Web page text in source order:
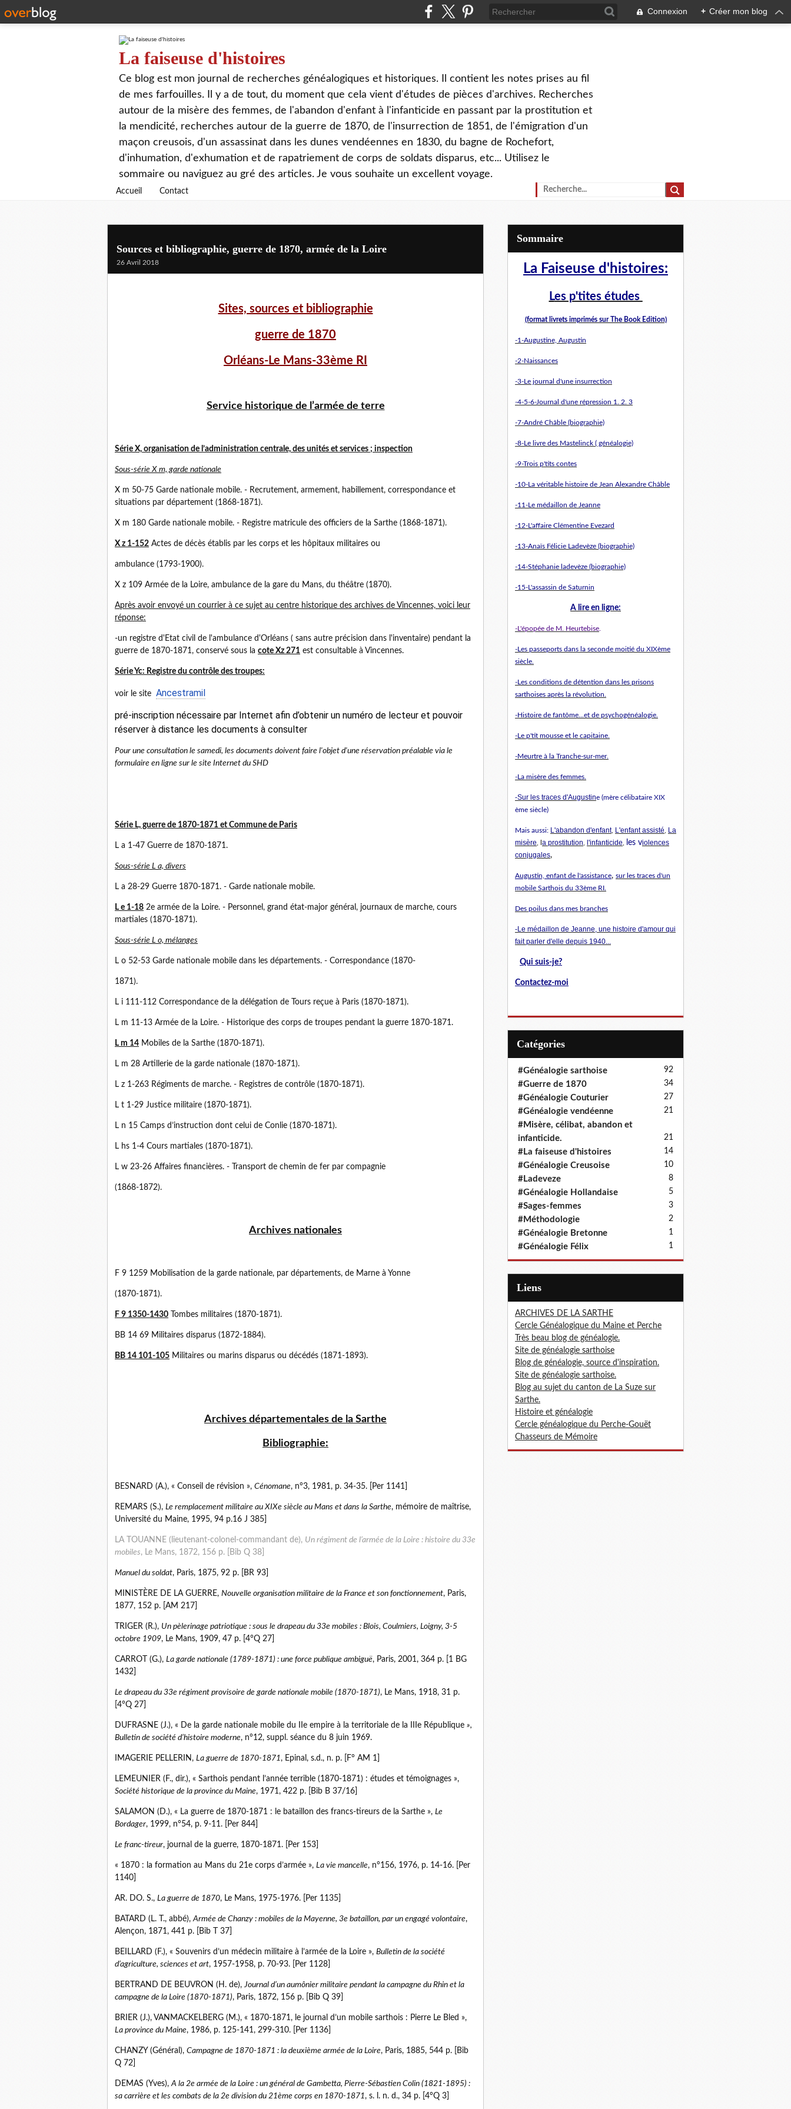
Connexion + Créer mon blog
La faiseuse d'histoires
Ce blog est mon journal de recherches généalogiques et historiques. Il contient les notes prises au fil
de mes farfouilles. Il y a de tout, du moment que cela vient d'études de pièces d'archives. Recherches
autour de la misère des femmes, de l'abandon d'enfant à l'infanticide en passant par la prostitution et
la mendicité, recherches autour de la guerre de 1870, de l'insurrection de 1851, de l'émigration d'un
maçon creusois, d'un assassinat dans les dunes vendéennes en 1830, du bagne de Rochefort,
d'inhumation, d'exhumation et de rapatriement de corps de soldats disparus, etc... Utilisez le
sommaire ou naviguez au gré des articles. Je vous souhaite un excellent voyage.
Accueil Contact
Sources et bibliographie, guerre de 1870, armée de la Loire
26 Avril 2018
Sites, sources et bibliographie
guerre de 1870
Orléans-Le Mans-33ème RI
Service historique de l’armée de terre
Série X, organisation de l’administration centrale, des unités et services ; inspection
Sous-série X m, garde nationale
X m 50-75 Garde nationale mobile. - Recrutement, armement, habillement, correspondance et
situations par département (1868-1871).
X m 180 Garde nationale mobile. - Registre matricule des officiers de la Sarthe (1868-1871).
X z 1-152 Actes de décès établis par les corps et les hôpitaux militaires ou
ambulance (1793-1900).
X z 109 Armée de la Loire, ambulance de la gare du Mans, du théâtre (1870).
Après avoir envoyé un courrier à ce sujet au centre historique des archives de Vincennes, voici leur
réponse:
-un registre d'Etat civil de l'ambulance d'Orléans ( sans autre précision dans l'inventaire) pendant la
guerre de 1870-1871, conservé sous la cote Xz 271 est consultable à Vincennes.
Série Yc: Registre du contrôle des troupes:
voir le site Ancestramil
pré-inscription nécessaire par Internet afin d’obtenir un numéro de lecteur et pouvoir
réserver à distance les documents à consulter
Pour une consultation le samedi, les documents doivent faire l'objet d'une réservation préalable via le
formulaire en ligne sur le site Internet du SHD
Série L, guerre de 1870-1871 et Commune de Paris
L a 1-47 Guerre de 1870-1871.
Sous-série L a, divers
L a 28-29 Guerre 1870-1871. - Garde nationale mobile.
L e 1-18 2e armée de la Loire. - Personnel, grand état-major général, journaux de marche, cours
martiales (1870-1871).
Sous-série L o, mélanges
L o 52-53 Garde nationale mobile dans les départements. - Correspondance (1870-
1871).
L i 111-112 Correspondance de la délégation de Tours reçue à Paris (1870-1871).
L m 11-13 Armée de la Loire. - Historique des corps de troupes pendant la guerre 1870-1871.
L m 14 Mobiles de la Sarthe (1870-1871).
L m 28 Artillerie de la garde nationale (1870-1871).
L z 1-263 Régiments de marche. - Registres de contrôle (1870-1871).
L t 1-29 Justice militaire (1870-1871).
L n 15 Camps d’instruction dont celui de Conlie (1870-1871).
L hs 1-4 Cours martiales (1870-1871).
L w 23-26 Affaires financières. - Transport de chemin de fer par compagnie
(1868-1872).
Archives nationales
F 9 1259 Mobilisation de la garde nationale, par départements, de Marne à Yonne
(1870-1871).
F 9 1350-1430 Tombes militaires (1870-1871).
BB 14 69 Militaires disparus (1872-1884).
BB 14 101-105 Militaires ou marins disparus ou décédés (1871-1893).
Archives départementales de la Sarthe
Bibliographie:
BESNARD (A.), « Conseil de révision », Cénomane, n°3, 1981, p. 34-35. [Per 1141]
REMARS (S.), Le remplacement militaire au XIXe siècle au Mans et dans la Sarthe, mémoire de maîtrise,
Université du Maine, 1995, 94 p.16 J 385]
LA TOUANNE (lieutenant-colonel-commandant de), Un régiment de l’armée de la Loire : histoire du 33e
mobiles, Le Mans, 1872, 156 p. [Bib Q 38]
Manuel du soldat, Paris, 1875, 92 p. [BR 93]
MINISTÈRE DE LA GUERRE, Nouvelle organisation militaire de la France et son fonctionnement, Paris,
1877, 152 p. [AM 217]
TRIGER (R.), Un pèlerinage patriotique : sous le drapeau du 33e mobiles : Blois, Coulmiers, Loigny, 3-5
octobre 1909, Le Mans, 1909, 47 p. [4°Q 27]
CARROT (G.), La garde nationale (1789-1871) : une force publique ambiguë, Paris, 2001, 364 p. [1 BG
1432]
Le drapeau du 33e régiment provisoire de garde nationale mobile (1870-1871), Le Mans, 1918, 31 p.
[4°Q 27]
DUFRASNE (J.), « De la garde nationale mobile du IIe empire à la territoriale de la IIIe République »,
Bulletin de société d’histoire moderne, n°12, suppl. séance du 8 juin 1969.
IMAGERIE PELLERIN, La guerre de 1870-1871, Epinal, s.d., n. p. [F° AM 1]
LEMEUNIER (F., dir.), « Sarthois pendant l’année terrible (1870-1871) : études et témoignages »,
Société historique de la province du Maine, 1971, 422 p. [Bib B 37/16]
SALAMON (D.), « La guerre de 1870-1871 : le bataillon des francs-tireurs de la Sarthe », Le
Bordager, 1999, n°54, p. 9-11. [Per 844]
Le franc-tireur, journal de la guerre, 1870-1871. [Per 153]
« 1870 : la formation au Mans du 21e corps d’armée », La vie mancelle, n°156, 1976, p. 14-16. [Per
1140]
AR. DO. S., La guerre de 1870, Le Mans, 1975-1976. [Per 1135]
BATARD (L. T., abbé),Armée de Chanzy : mobiles de la Mayenne, 3e bataillon, par un engagé volontaire,
Alençon, 1871, 441 p. [Bib T 37]
BEILLARD (F.), « Souvenirs d’un médecin militaire à l’armée de la Loire », Bulletin de la société
d’agriculture, sciences et art, 1957-1958, p. 70-93. [Per 1128]
BERTRAND DE BEUVRON (H. de),Journal d’un aumônier militaire pendant la campagne du Rhin et la
campagne de la Loire (1870-1871), Paris, 1872, 156 p. [Bib Q 39]
BRIER (J.), VANMACKELBERG (M.), « 1870-1871, le journal d’un mobile sarthois : Pierre Le Bled »,
La province du Maine, 1986, p. 125-141, 299-310. [Per 1136]
CHANZY (Général), Campagne de 1870-1871 : la deuxième armée de la Loire, Paris, 1885, 544 p. [Bib
Q 72]
DEMAS (Yves),A la 2e armée de la Loire : un général de Gambetta, Pierre-Sébastien Colin (1821-1895) :
sa carrière et les combats de la 2e division du 21ème corps en 1870-1871, s. l. n. d., 34 p. [4°Q 3]
Sommaire
La Faiseuse d'histoires:
Les p'tites études
(format livrets imprimés sur The Book Edition)
-1-Augustine, Augustin
-2-Naissances
-3-Le journal d'une insurrection
-4-5-6-Journal d'une répression 1. 2. 3
-7-André Châble (biographie)
-8-Le livre des Mastelinck ( généalogie)
-9-Trois p'tits contes
-10-La véritable histoire de Jean Alexandre Châble
-11-Le médaillon de Jeanne
-12-L'affaire Clémentine Evezard
-13-Anaïs Félicie Ladevèze (biographie)
-14-Stéphanie ladevèze (biographie)
-15-L'assassin de Saturnin
A l ire en ligne:
-L'épopée de M. Heurtebise.
-Les passeports dans la seconde moitié du XIXème
siècle.
-Les conditions de détention dans les prisons
sarthoises après la révolution.
-Histoire de fantôme...et de psychogénéalogie.
-Le p'tit mousse et le capitaine.
-Meurtre à la Tranche-sur-mer.
-La misère des femmes.
-Sur les traces d'Augustine (mère célibataire XIX
ème siècle)
Mais aussi: L'abandon d'enfant, L'enfant assisté
La
misère
a prostitution l'infanticide les violences
conjugales,
Augustin, enfant de l'assistance, sur les traces d'un
mobile Sarthois du 33ème RI.
Des poilus dans mes branches
-Le médaillon de Jeanne, une histoire d'amour qui
fait parler d'elle depuis 1940...
Qui suis-je?
Contactez-moi
Catégories
#Généalogie sarthoise 92
#Guerre de 1870 34
#Généalogie Couturier 27
#Généalogie vendéenne 21
#Misère, célibat, abandon et
infanticide.
21
#La faiseuse d'histoires 14
#Généalogie Creusoise 10
#Ladeveze 8
#Généalogie Hollandaise 5
#Sages-femmes 3
#Méthodologie 2
#Généalogie Bretonne 1
#Généalogie Félix 1
Liens
ARCHIVES DE LA SARTHE
Cercle Généalogique du Maine et Perche
Très beau blog de généalogie.
Site de généalogie sarthoise
Blog de généalogie, source d'inspiration.
Site de généalogie sarthoise.
Blog au sujet du canton de La Suze sur
Sarthe.
Histoire et généalogie
Cercle généalogique du Perche-Gouët
Chasseurs de Mémoire